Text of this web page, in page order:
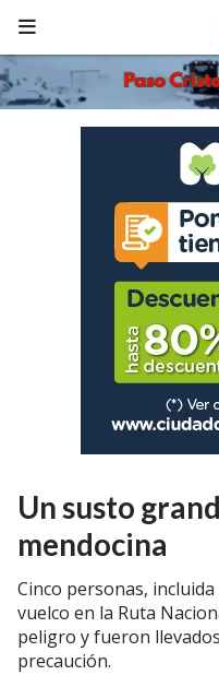
Un susto
mendocina
Cinco personas,
vuelco en la Ruta
peligro y fueron
precaución.